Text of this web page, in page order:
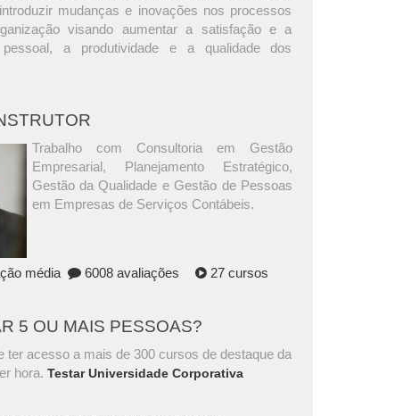
mudanças e inovações nos processos
visando aumentar a satisfação e a
a produtividade e a qualidade dos
Trabalho com Consultoria em Gestão
Empresarial, Planejamento Estratégico,
Gestão da Qualidade e Gestão de Pessoas
em Empresas de Serviços Contábeis.
média 6008 avaliações 27 cursos
5 OU MAIS PESSOAS?
ter acesso a mais de 300 cursos de destaque da
hora.Testar Universidade Corporativa